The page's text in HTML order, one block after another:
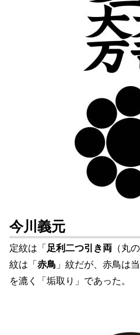
今川義元
定紋は「 足利二つ引き両 （丸
紋は「 赤鳥 」紋だが、赤鳥は
を漉く「垢取り」であった。